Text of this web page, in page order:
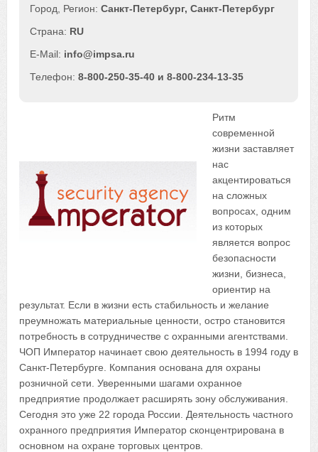
Санкт-Петербург, Санкт-Петербург
RU
info@impsa.ru
8-800-250-35-40 и 8-800-234-13-35
Ритм
современной
жизни заставляет
нас
акцентироваться
на сложных
вопросах, одним
из которых
является вопрос
безопасности
жизни, бизнеса,
ориентир на
результат. Если в жизни есть стабильность и желание
преумножать материальные ценности, остро становится
потребность в сотрудничестве с охранными агентствами.
ЧОП Император начинает свою деятельность в 1994 году в
Санкт-Петербурге. Компания основана для охраны
розничной сети. Уверенными шагами охранное
предприятие продолжает расширять зону обслуживания.
Сегодня это уже 22 города России. Деятельность частного
охранного предприятия Император сконцентрирована в
основном на охране торговых центров.